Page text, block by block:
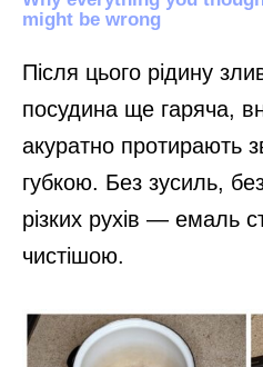
Після цього рідину
посудина ще гаряча,
акуратно протирають
губкою. Без зусиль,
різких рухів — емаль
чистішою.